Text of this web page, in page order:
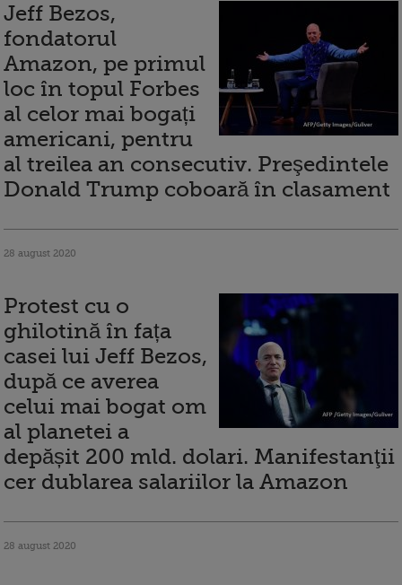
Jeff Bezos,
fondatorul
Amazon, pe primul
loc în topul Forbes
al celor mai bogați
americani, pentru
al treilea an consecutiv. Preşedintele
Donald Trump coboară în clasament
28 august 2020
Protest cu o
ghilotină în fața
casei lui Jeff Bezos,
după ce averea
celui mai bogat om
al planetei a
depășit 200 mld. dolari. Manifestanţii
cer dublarea salariilor la Amazon
28 august 2020